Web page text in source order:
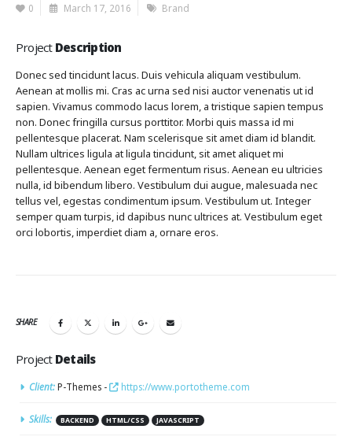
0 March 17, 2016 Brand
Project Description
Donec sed tincidunt lacus. Duis vehicula aliquam vestibulum.
Aenean at mollis mi. Cras ac urna sed nisi auctor venenatis ut id
sapien. Vivamus commodo lacus lorem, a tristique sapien tempus
non. Donec fringilla cursus porttitor. Morbi quis massa id mi
pellentesque placerat. Nam scelerisque sit amet diam id blandit.
Nullam ultrices ligula at ligula tincidunt, sit amet aliquet mi
pellentesque. Aenean eget fermentum risus. Aenean eu ultricies
nulla, id bibendum libero. Vestibulum dui augue, malesuada nec
tellus vel, egestas condimentum ipsum. Vestibulum ut. Integer
semper quam turpis, id dapibus nunc ultrices at. Vestibulum eget
orci lobortis, imperdiet diam a, ornare eros.
SHARE
Project Details
Client:P-Themes - https://www.portotheme.com
Skills: BACKEND HTML/CSS JAVASCRIPT